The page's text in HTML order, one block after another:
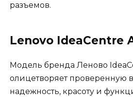
разъемов.
Lenovo IdeaCentre
Модель бренда Леново
олицетворяет проверенную
надежность, красоту и